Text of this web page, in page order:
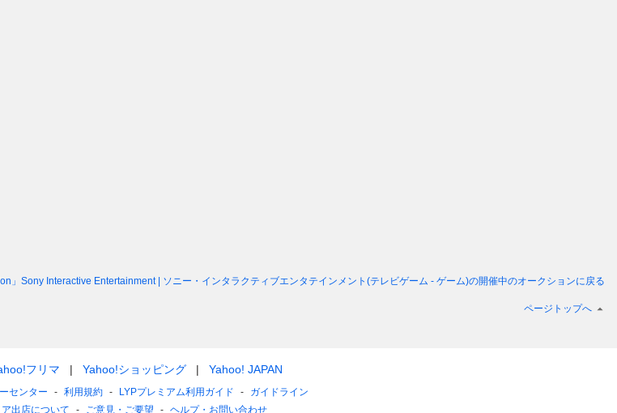
」Sony Interactive Entertainment | ソニー・インタラクティブエンタテインメント(テレビゲーム - ゲーム)の開催中のオークションに戻る
ページトップへ
フリマ Yahoo!ショッピング Yahoo! JAPAN
センター 利用規約 LYPプレミアム利用ガイド
ガイドライン
ア出店について ご意見・ご要望 ヘルプ・お問い合わせ